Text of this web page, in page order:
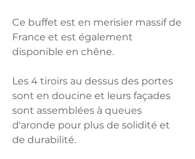
Ce buffet est en merisier massif de
France et est également
disponible en chêne.
Les 4 tiroirs au dessus des portes
sont en doucine et leurs façades
sont assemblées à queues
d'aronde pour plus de solidité et
de durabilité.